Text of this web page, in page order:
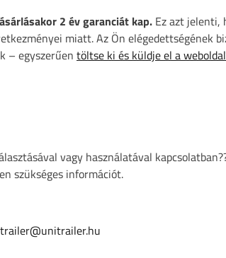
2 év garanciát kap. Ez azt jelenti,
miatt. Az Ön elégedettségének
– egyszerűen töltse ki és küldje el a
vagy használatával
szükséges információt.